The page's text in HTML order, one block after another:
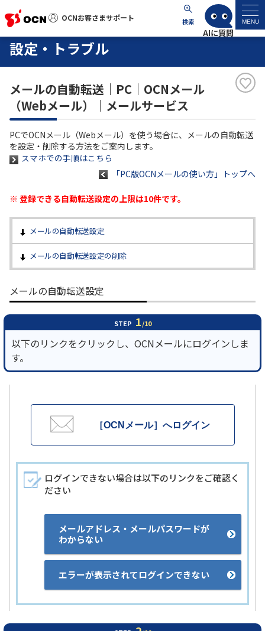
OCNお客さまサポート 検索 MENU
OCNお客さまサポート
サポートトップ
サービス名から探す
よくあるご質問
お問い合わせ
履歴・お気に入り
設定・トラブル
メールの自動転送｜PC｜OCNメール
（Webメール）｜メールサービス
PCでOCNメール（Webメール）を使う場合に、メールの自動転送
を設定・削除する方法をご案内します。
スマホでの手順はこちら
「PC版OCNメールの使い方」トップへ
※ 登録できる自動転送設定の上限は10件です。
メールの自動転送設定
メールの自動転送設定の削除
メールの自動転送設定
STEP 1/10
以下のリンクをクリックし、OCNメールにログインしま
す。
［OCNメール］へログイン
ログインできない場合は以下のリンクをご確認く
ださい
メールアドレス・メールパスワードが
わからない
エラーが表示されてログインできない